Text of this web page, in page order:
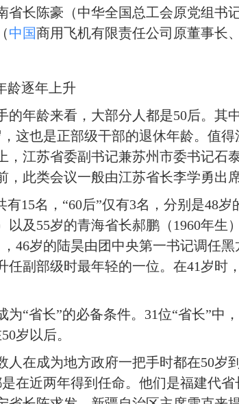
省长陈豪（中华全国总工会原党组书
中国商用飞机有限责任公司原董事长
逐年上升
龄来看，大部分人都是50后。其
这也是正部级干部的退休年龄。值
，江苏省委副书记兼苏州市委书记石
此类会议一般由江苏省长李学勇出席
名，“60后”仅有3名，分别是48岁
以及55岁的青海省长郝鹏（1960年生
46岁的陆昊由团中央第一书记调任
任副部级时最年轻的一位。在41岁时
省长”的必备条件。31位“省长”中
岁以后。
成为地方政府一把手时都在50岁
在近两年得到任命。他们是福建代